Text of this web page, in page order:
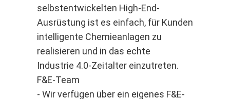
selbstentwickelten High-End-
Ausrüstung ist es einfach, für Kunden
intelligente Chemieanlagen zu
realisieren und in das echte
Industrie 4.0-Zeitalter einzutreten.
F&E-Team
- Wir verfügen über ein eigenes F&E-